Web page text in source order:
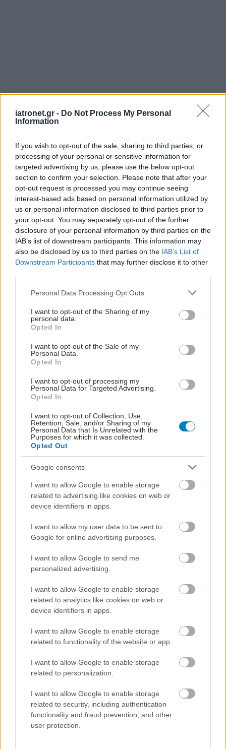
iatronet.gr - Do Not Process My Personal
Information
If you wish to opt-out of the sale, sharing to third parties, or
processing of your personal or sensitive information for
targeted advertising by us, please use the below opt-out
section to confirm your selection. Please note that after your
opt-out request is processed you may continue seeing
interest-based ads based on personal information utilized by
us or personal information disclosed to third parties prior to
your opt-out. You may separately opt-out of the further
disclosure of your personal information by third parties on the
IAB’s list of downstream participants. This information may
also be disclosed by us to third parties on the IAB’s List of
Downstream Participants that may further disclose it to other
Please note that this website/app uses one or more Google
not limited to your visit or usage behaviour. You may click to
grant or deny consent to Google and its third-party tags to
use your data for below specified purposes in below Google
consent section.
Personal Data Processing Opt Outs
I want to opt-out of the Sharing of my
personal data.
Opted In
I want to opt-out of the Sale of my
Personal Data.
Opted In
I want to opt-out of processing my
Personal Data for Targeted Advertising.
Opted In
I want to opt-out of Collection, Use,
Retention, Sale, and/or Sharing of my
Personal Data that Is Unrelated with the
Purposes for which it was collected.
Opted Out
Google consents
I want to allow Google to enable storage
related to advertising like cookies on web or
device identifiers in apps.
I want to allow my user data to be sent to
Google for online advertising purposes.
I want to allow Google to send me
personalized advertising.
I want to allow Google to enable storage
related to analytics like cookies on web or
device identifiers in apps.
I want to allow Google to enable storage
related to functionality of the website or app.
I want to allow Google to enable storage
related to personalization.
I want to allow Google to enable storage
related to security, including authentication
functionality and fraud prevention, and other
user protection.
ΜΠΕΙΤΕ ΣΤΗ ΣΥΖΗΤΗΣΗ
Loading...
Προσθήκη Σχολίου